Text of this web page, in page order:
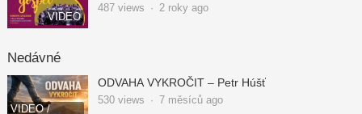
VIDEO
487views · 2 roky ago
Nedávné
VIDEO /
ODVAHA VYKROČIT – Petr Húšť
530views · 7 měsíců ago